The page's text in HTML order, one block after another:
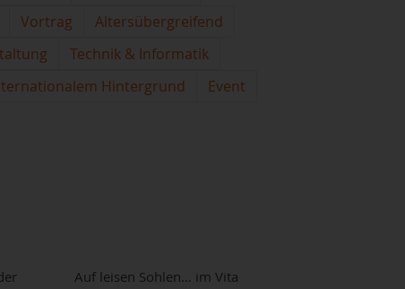
Vortrag
Altersübergreifend
Technik & Informatik
Hintergrund
Event
Auf leisen Sohlen… im Vita